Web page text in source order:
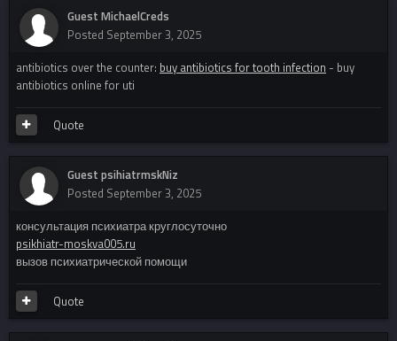
Guest MichaelCreds
Posted September 3, 2025
antibiotics over the counter: buy antibiotics for tooth infection - buy
antibiotics online for uti
Quote
Guest psihiatrmskNiz
Posted September 3, 2025
консультация психиатра круглосуточно
psikhiatr-moskva005.ru
вызов психиатрической помощи
Quote